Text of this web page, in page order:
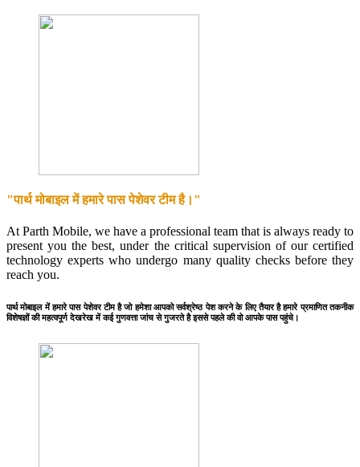
"पार्थ मोबाइल में हमारे पास पेशेवर टीम है।"
At Parth Mobile, we have a professional team that is always ready to
present you the best, under the critical supervision of our certified
technology experts who undergo many quality checks before they
reach you.
पार्थ मोबाइल में हमारे पास पेशेवर टीम है जो हमेशा आपको सर्वश्रेष्ठ पेश करने के लिए तैयार है हमारे प्रमाणित तकनीक
विशेषज्ञों की महत्वपूर्ण देखरेख में कई गुणवत्ता जांच से गुजरते है इससे पहले की वो आपके पास पहुंचे।